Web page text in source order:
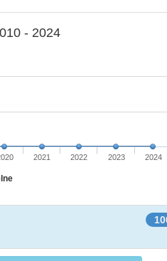
- 2024
2021 2022 2023 2024